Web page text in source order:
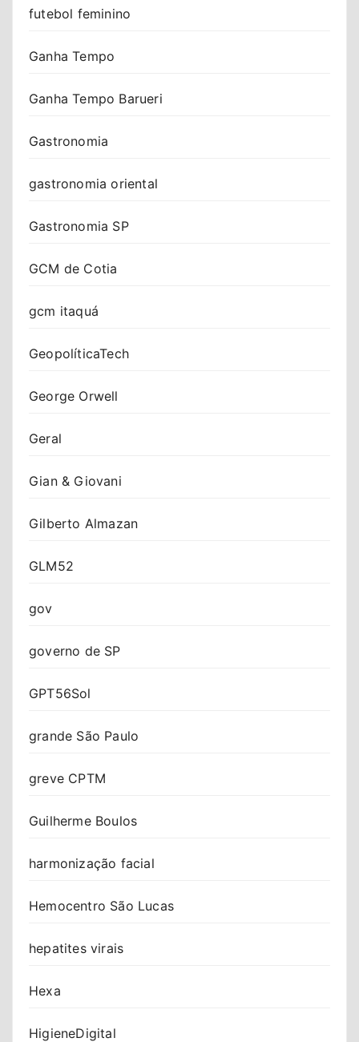
futebol feminino
Ganha Tempo
Ganha Tempo Barueri
Gastronomia
gastronomia oriental
Gastronomia SP
GCM de Cotia
gcm itaquá
GeopolíticaTech
George Orwell
Geral
Gian & Giovani
Gilberto Almazan
GLM52
gov
governo de SP
GPT56Sol
grande São Paulo
greve CPTM
Guilherme Boulos
harmonização facial
Hemocentro São Lucas
hepatites virais
Hexa
HigieneDigital